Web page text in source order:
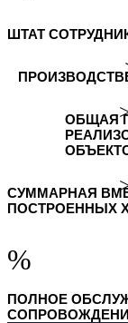
ШТАТ
ОБЩАЯ
СУММАРНАЯ
ПОСТРОЕННЫХ
%
ПОЛНОЕ